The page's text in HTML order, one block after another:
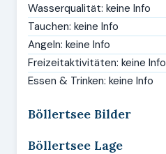
Wasserqualität: keine Info
Tauchen: keine Info
Angeln: keine Info
Freizeitaktivitäten: keine Info
Essen & Trinken: keine Info
Böllertsee Bilder
Böllertsee Lage